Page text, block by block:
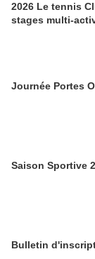
2026 Le tennis
stages multi-
Journée Portes
Saison Sportive
Bulletin